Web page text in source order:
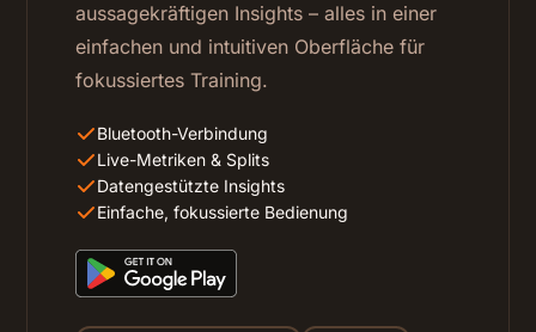
aussagekräftigen Insights – alles in einer
einfachen und intuitiven Oberfläche für
fokussiertes Training.
Bluetooth-Verbindung
Live-Metriken & Splits
Datengestützte Insights
Einfache, fokussierte Bedienung